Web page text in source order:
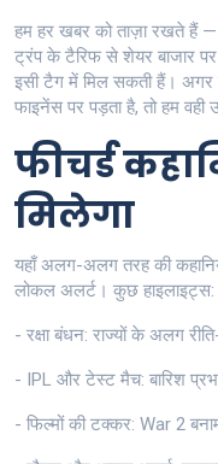
हम हर खबर को ताज़ा रखते हैं
ट्रंप के टैरिफ से शेयर बाजार
इसी टैग में मिल सकती हैं। अगर
फाइनेंस पर पड़ता है, तो हम वही
फीचर्ड
मिलेगा
यहाँ अलग-अलग तरह की
लोकल अलर्ट। कुछ हाइलाइट्स:
- रक्षा बंधन: राज्यों के अलग
- IPL और टेस्ट मैच: बारिश
- फिल्मों की टक्कर: War 2